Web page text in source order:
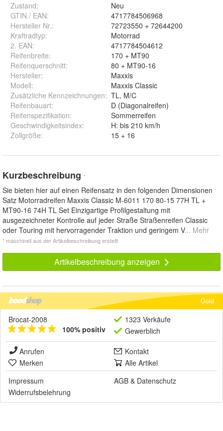
Zustand:
Neu
GTIN / EAN:
4717784506968
Hersteller Nr.:
72723550 + 72644200
Kraftradtyp:
Motorrad
2. EAN:
4717784504612
Reifenbreite:
170 + MT90
Reifenquerschnitt:
80 + MT90-16
Hersteller:
Maxxis
Modell:
Maxxis Classic
Zusätzliche Kennzeichnungen: TL, M/C
Reifenbauart:
D (Diagonalreifen)
Reifenspezifikation:
Sommerreifen
Geschwindigkeitsindex:
H: bis 210 km/h
Zollgröße: 15 + 16
Kurzbeschreibung *
Sie bieten hier auf einen Reifensatz in den folgenden Dimensionen
Satz Motorradreifen Maxxis Classic M-6011 170 80-15 77H TL +
MT90-16 74H TL Set Einzigartige Profilgestaltung mit
ausgezeichneter Kontrolle auf jeder Straße Straßenreifen Classic
oder Touring mit hervorragender Traktion und geringem V... Mehr
* maschinell aus der Artikelbeschreibung erstellt
Artikelbeschreibung anzeigen
Gold
Brocat-2008
100% positiv
1323 Verkäufe
Gewerblich
Anrufen
Kontakt
Merken
Alle Artikel
Impressum
AGB & Datenschutz
Widerrufsbelehrung